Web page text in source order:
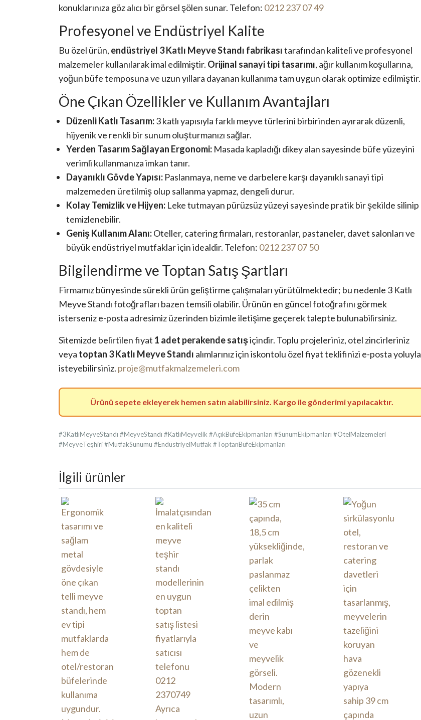
konuklarınıza göz alıcı bir görsel şölen sunar. Telefon: 0212 237 07 49
Profesyonel ve Endüstriyel Kalite
Bu özel ürün, endüstriyel 3 Katlı Meyve Standı fabrikasıtarafından kaliteli ve profesyonel
malzemeler kullanılarak imal edilmiştir. Orijinal sanayi tipi tasarımı, ağır kullanım koşullarına,
yoğun büfe temposuna ve uzun yıllara dayanan kullanıma tam uygun olarak optimize edilmiştir.
Öne Çıkan Özellikler ve Kullanım Avantajları
Düzenli Katlı Tasarım:3 katlı yapısıyla farklı meyve türlerini birbirinden ayırarak düzenli,
hijyenik ve renkli bir sunum oluşturmanızı sağlar.
Yerden Tasarım Sağlayan Ergonomi: Masada kapladığı dikey alan sayesinde büfe yüzeyini
verimli kullanmanıza imkan tanır.
Dayanıklı Gövde Yapısı: Paslanmaya, neme ve darbelere karşı dayanıklı sanayi tipi
malzemeden üretilmiş olup sallanma yapmaz, dengeli durur.
Kolay Temizlik ve Hijyen: Leke tutmayan pürüzsüz yüzeyi sayesinde pratik bir şekilde silinip
temizlenebilir.
Geniş Kullanım Alanı:Oteller, catering firmaları, restoranlar, pastaneler, davet salonları ve
büyük endüstriyel mutfaklar için idealdir. Telefon: 0212 237 07 50
Bilgilendirme ve Toptan Satış Şartları
Firmamız bünyesinde sürekli ürün geliştirme çalışmaları yürütülmektedir; bu nedenle 3 Katlı
Meyve Standı fotoğrafları bazen temsili olabilir. Ürünün en güncel fotoğrafını görmek
isterseniz e-posta adresimiz üzerinden bizimle iletişime geçerek talepte bulunabilirsiniz.
Sitemizde belirtilen fiyat 1 adet perakende satışiçindir. Toplu projeleriniz, otel zincirleriniz
veya toptan 3 Katlı Meyve Standı alımlarınız için iskontolu özel fiyat teklifinizi e-posta yoluyla
isteyebilirsiniz. proje@mutfakmalzemeleri.com
Ürünü sepete ekleyerek hemen satın alabilirsiniz. Kargo ile gönderimi yapılacaktır.
#3KatlıMeyveStandı #MeyveStandı #KatlıMeyvelik #AçıkBüfeEkipmanları #SunumEkipmanları #OtelMalzemeleri
#MeyveTeşhiri #MutfakSunumu #EndüstriyelMutfak #ToptanBüfeEkipmanları
İlgili ürünler